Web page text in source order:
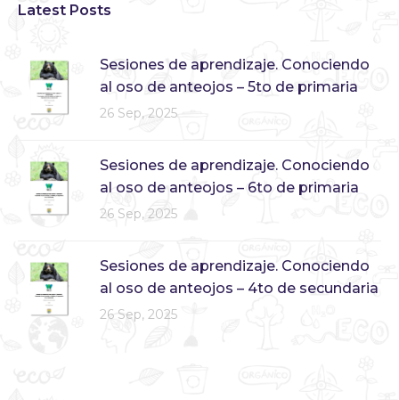
Latest Posts
Sesiones de aprendizaje. Conociendo
al oso de anteojos – 5to de primaria
26 Sep, 2025
Sesiones de aprendizaje. Conociendo
al oso de anteojos – 6to de primaria
26 Sep, 2025
Sesiones de aprendizaje. Conociendo
al oso de anteojos – 4to de secundaria
26 Sep, 2025